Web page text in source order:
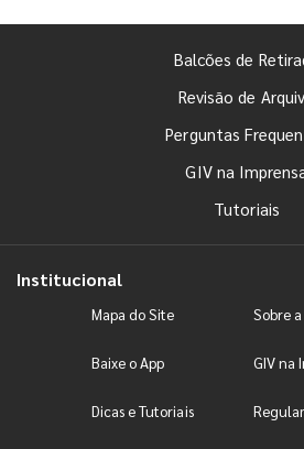
Balcões de
Revisão de
Perguntas
GIV na
Tutoriais
Institucional
Mapa do Site Sobre
Baixe o App GIV na
Dicas e Tutoriais